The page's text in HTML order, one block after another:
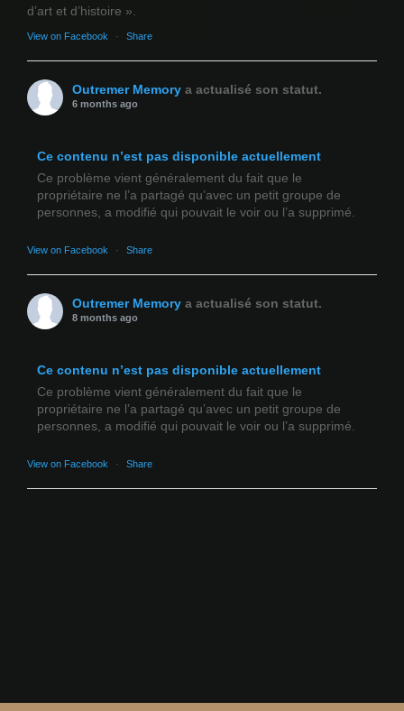
d’art et d’histoire ».
View on Facebook · Share
Outremer Memory a actualisé son statut.
6 months ago
Ce contenu n’est pas disponible actuellement
Ce problème vient généralement du fait que le
propriétaire ne l’a partagé qu’avec un petit groupe de
personnes, a modifié qui pouvait le voir ou l’a supprimé.
View on Facebook · Share
Outremer Memory a actualisé son statut.
8 months ago
Ce contenu n’est pas disponible actuellement
Ce problème vient généralement du fait que le
propriétaire ne l’a partagé qu’avec un petit groupe de
personnes, a modifié qui pouvait le voir ou l’a supprimé.
View on Facebook · Share